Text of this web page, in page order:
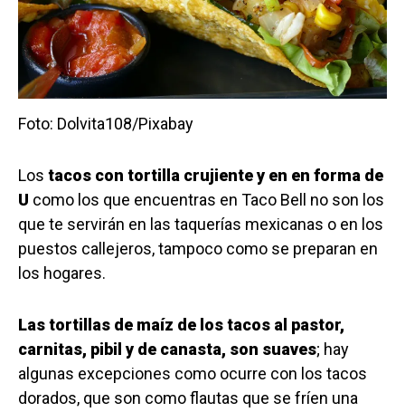
Foto: Dolvita108/Pixabay
Los tacos con tortilla crujiente y en en forma de
U como los que encuentras en Taco Bell no son los
que te servirán en las taquerías mexicanas o en los
puestos callejeros, tampoco como se preparan en
los hogares.
Las tortillas de maíz de los tacos al pastor,
carnitas, pibil y de canasta, son suaves; hay
algunas excepciones como ocurre con los tacos
dorados, que son como flautas que se fríen una